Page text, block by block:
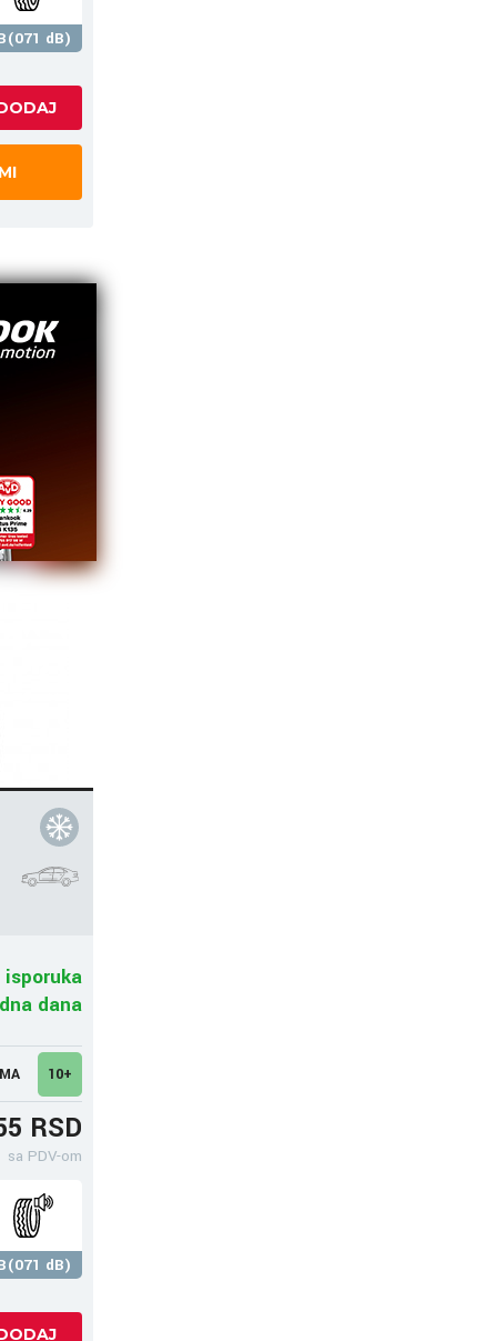
dB)
dana
10+
RSD
sa PDV-om
dB)